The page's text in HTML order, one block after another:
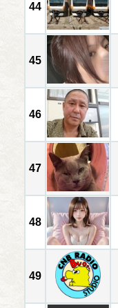
44
45
46
47
48
49